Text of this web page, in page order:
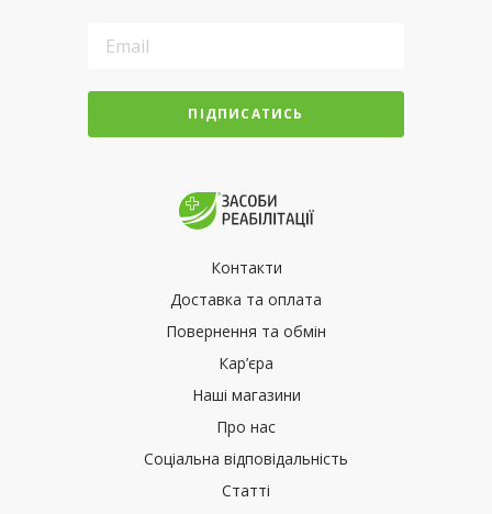
ПІДПИСАТИСЬ
Контакти
Доставка та оплата
Повернення та обмін
Кар’єра
Наші магазини
Про нас
Соціальна відповідальність
Статті